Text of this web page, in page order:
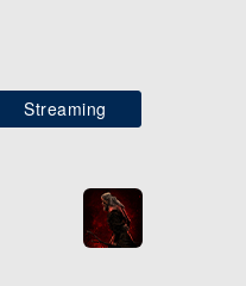
Streaming